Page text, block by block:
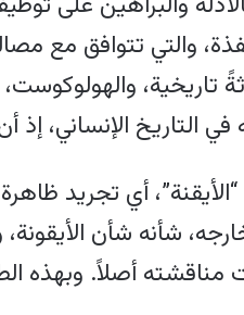
والتي تتوافق مع
تاريخية،
التاريخ الإنساني،
أي تجريد ظاهرة
شأنه شأن
أصلاً. وبهذه